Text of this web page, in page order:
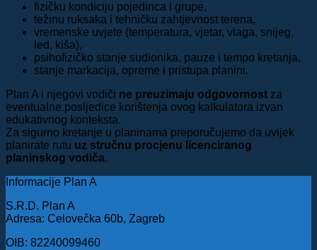
fizičku kondiciju pojedinca i grupe,
težinu ruksaka i tehničku zahtjevnost terena,
vremenske uvjete (temperatura, vjetar, vlaga, snijeg,
led, kiša),
psihofizičko stanje sudionika, pauze i tempo kretanja,
stanje markacija, opreme i pristupa planini.
Plan A i njegovi vodiči ne preuzimaju odgovornost za
eventualne posljedice korištenja ovog kalkulatora izvan
edukativnog konteksta.
Za sigurno kretanje u planinama preporučujemo da uvijek
planirate rutu uz stručnu procjenu licenciranog
planinskog vodiča.
Informacije Plan A
S.R.D. Plan A
Adresa: Celovečka 60b, Zagreb
OIB: 82240099460